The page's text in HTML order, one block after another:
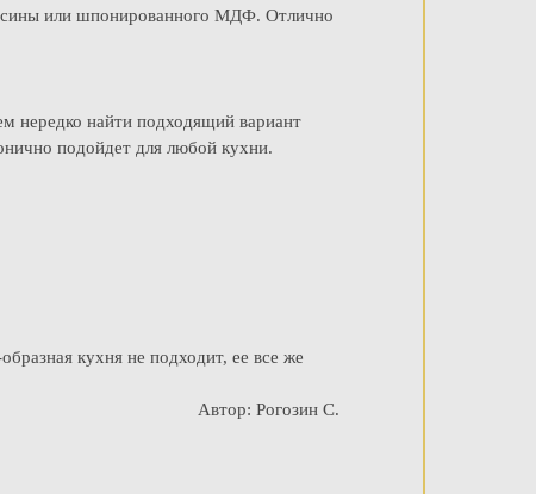
или шпонированного МДФ. Отлично
нередко найти подходящий вариант
подойдет для любой кухни.
кухня не подходит, ее все же
Автор: Рогозин С.